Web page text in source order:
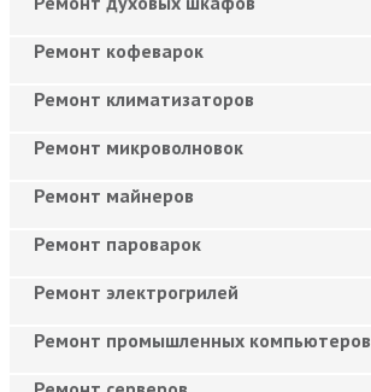
Ремонт кофеварок
Ремонт климатизаторов
Ремонт микроволновок
Ремонт майнеров
Ремонт пароварок
Ремонт электрогрилей
Ремонт промышленных компьютеров